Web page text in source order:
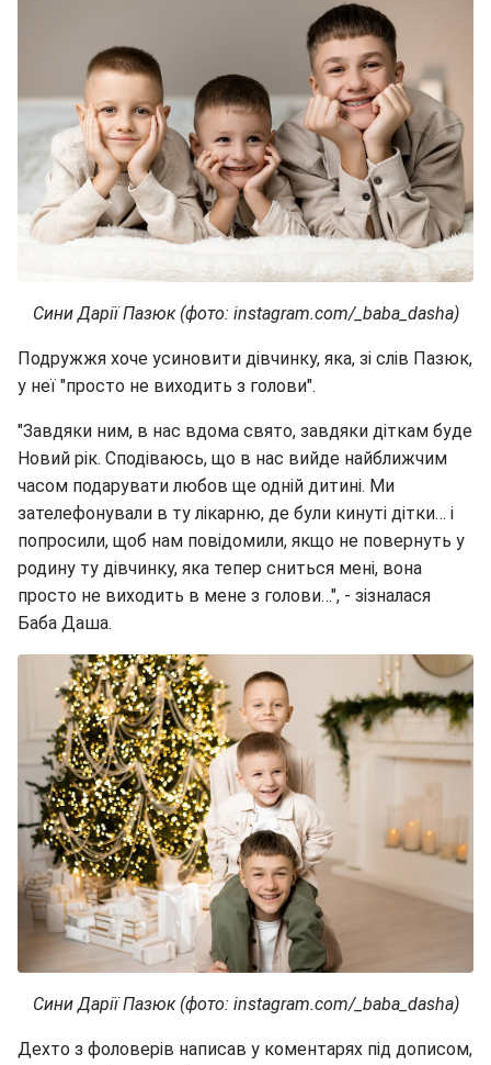
Сини Дарії Пазюк (фото: instagram.com/_baba_dasha)
Подружжя хоче усиновити дівчинку, яка, зі слів Пазюк,
у неї "просто не виходить з голови".
"Завдяки ним, в нас вдома свято, завдяки діткам буде
Новий рік. Сподіваюсь, що в нас вийде найближчим
часом подарувати любов ще одній дитині. Ми
зателефонували в ту лікарню, де були кинуті дітки… і
попросили, щоб нам повідомили, якщо не повернуть у
родину ту дівчинку, яка тепер сниться мені, вона
просто не виходить в мене з голови…", - зізналася
Баба Даша.
Сини Дарії Пазюк (фото: instagram.com/_baba_dasha)
Дехто з фоловерів написав у коментарях під дописом,